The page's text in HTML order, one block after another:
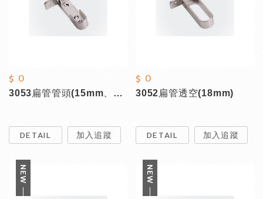
$ 0
3053扁管管頭(15mm、18mm)
DETAIL 加入追蹤
$ 0
3052扁管透空(18mm)
DETAIL 加入追蹤